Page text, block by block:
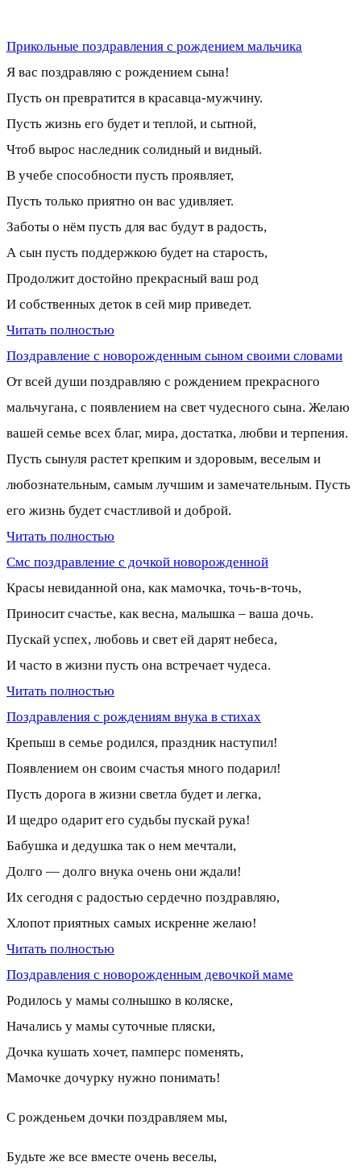
Прикольные поздравления с рождением мальчика
Я вас поздравляю с рождением сына!
Пусть он превратится в красавца-мужчину.
Пусть жизнь его будет и теплой, и сытной,
Чтоб вырос наследник солидный и видный.
В учебе способности пусть проявляет,
Пусть только приятно он вас удивляет.
Заботы о нём пусть для вас будут в радость,
А сын пусть поддержкою будет на старость,
Продолжит достойно прекрасный ваш род
И собственных деток в сей мир приведет.
Читать полностью
Поздравление с новорожденным сыном своими словами
От всей души поздравляю с рождением прекрасного
мальчугана, с появлением на свет чудесного сына. Желаю
вашей семье всех благ, мира, достатка, любви и терпения.
Пусть сынуля растет крепким и здоровым, веселым и
любознательным, самым лучшим и замечательным. Пусть
его жизнь будет счастливой и доброй.
Читать полностью
Смс поздравление с дочкой новорожденной
Красы невиданной она, как мамочка, точь-в-точь,
Приносит счастье, как весна, малышка – ваша дочь.
Пускай успех, любовь и свет ей дарят небеса,
И часто в жизни пусть она встречает чудеса.
Читать полностью
Поздравления с рождениям внука в стихах
Крепыш в семье родился, праздник наступил!
Появлением он своим счастья много подарил!
Пусть дорога в жизни светла будет и легка,
И щедро одарит его судьбы пускай рука!
Бабушка и дедушка так о нем мечтали,
Долго — долго внука очень они ждали!
Их сегодня с радостью сердечно поздравляю,
Хлопот приятных самых искренне желаю!
Читать полностью
Поздравления с новорожденным девочкой маме
Родилось у мамы солнышко в коляске,
Начались у мамы суточные пляски,
Дочка кушать хочет, памперс поменять,
Мамочке дочурку нужно понимать!
С рожденьем дочки поздравляем мы,
Будьте же все вместе очень веселы,